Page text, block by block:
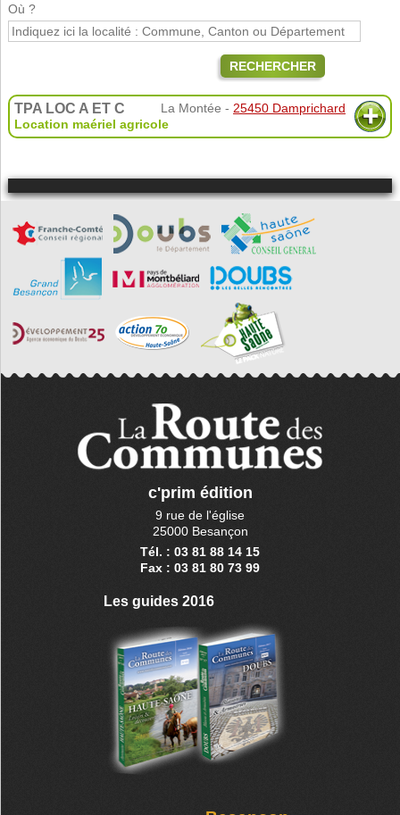
Où ?
RECHERCHER
TPA LOC A ET C La Montée - 25450 Damprichard
Location maériel agricole
c'prim édition
9 rue de l'église
25000 Besançon
Tél. : 03 81 88 14 15
Fax : 03 81 80 73 99
Les guides 2016